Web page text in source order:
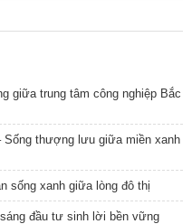
giữa trung tâm công nghiệp Bắc
Sống thượng lưu giữa miền xanh
sống xanh giữa lòng đô thị
đầu tư sinh lời bền vững